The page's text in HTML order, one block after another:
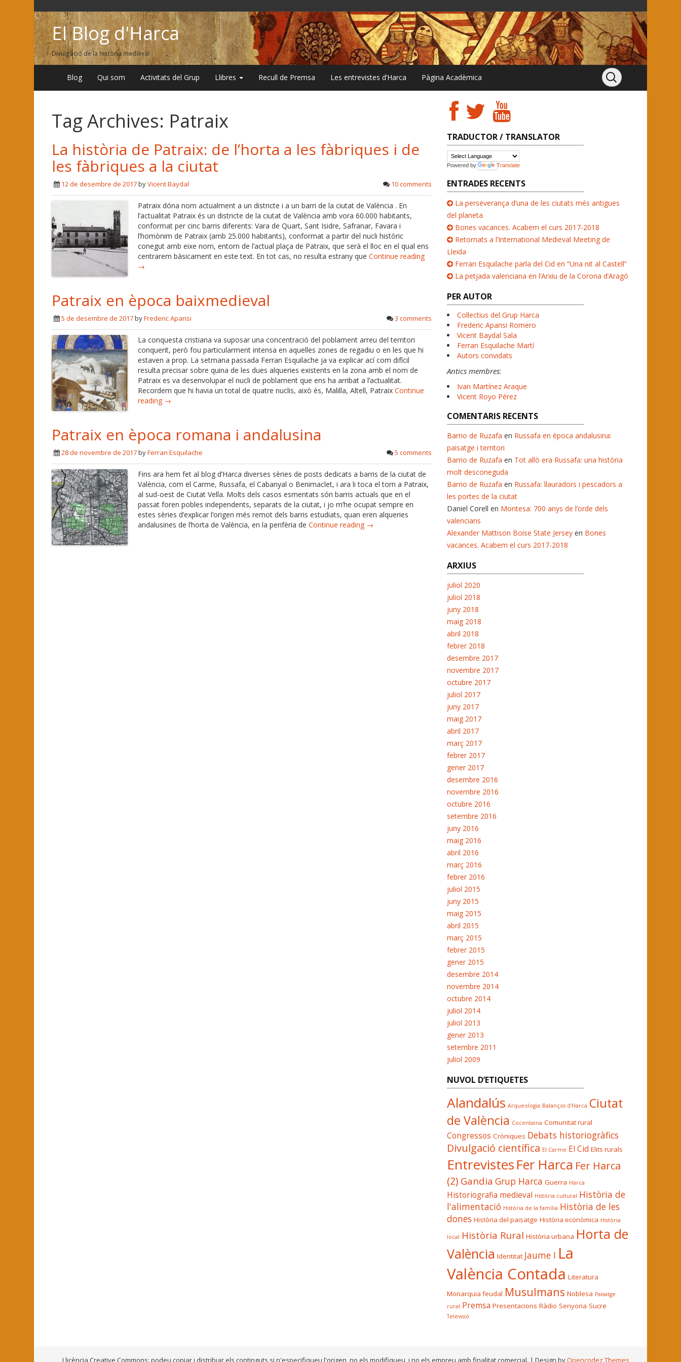
El Blog d'Harca
Divulgació de la història medieval
Blog Qui som Activitats del Grup Llibres Recull de Premsa Les entrevistes d’Harca Pàgina Acadèmica
Tag Archives: Patraix
La història de Patraix: de l’horta a les fàbriques i de
les fàbriques a la ciutat
12 de desembre de 2017byVicent Baydal 10 comments
Patraix dóna nom actualment a un districte i a un barri de la ciutat de València . En
l’actualitat Patraix és un districte de la ciutat de València amb vora 60.000 habitants,
conformat per cinc barris diferents: Vara de Quart, Sant Isidre, Safranar, Favara i
l’homònim de Patraix (amb 25.000 habitants), conformat a partir del nucli històric
conegut amb eixe nom, entorn de l’actual plaça de Patraix, que serà el lloc en el qual ens
centrarem bàsicament en este text. En tot cas, no resulta estrany que Continue reading
→
Patraix en època baixmedieval
5 de desembre de 2017byFrederic Aparisi 3 comments
La conquesta cristiana va suposar una concentració del poblament arreu del territori
conquerit, però fou particularment intensa en aquelles zones de regadiu o en les que hi
estaven a prop. La setmana passada Ferran Esquilache ja va explicar ací com difícil
resulta precisar sobre quina de les dues alqueries existents en la zona amb el nom de
Patraix es va desenvolupar el nucli de poblament que ens ha arribat a l’actualitat.
Recordem que hi havia un total de quatre nuclis, això és, Malilla, Altell, Patraix Continue
reading →
Patraix en època romana i andalusina
28 de novembre de 2017byFerran Esquilache 5 comments
Fins ara hem fet al blog d’Harca diverses sèries de posts dedicats a barris de la ciutat de
València, com el Carme, Russafa, el Cabanyal o Benimaclet, i ara li toca el torn a Patraix,
al sud-oest de Ciutat Vella. Molts dels casos esmentats són barris actuals que en el
passat foren pobles independents, separats de la ciutat, i jo m’he ocupat sempre en
estes sèries d’explicar l’origen més remot dels barris estudiats, quan eren alqueries
andalusines de l’horta de València, en la perifèria de Continue reading →
TRADUCTOR / TRANSLATOR
Powered by Translate
ENTRADES RECENTS
La perseverança d’una de les ciutats més antigues
del planeta
Bones vacances. Acabem el curs 2017-2018
Retornats a l’International Medieval Meeting de
Lleida
Ferran Esquilache parla del Cid en “Una nit al Castell”
La petjada valenciana en l’Arxiu de la Corona d’Aragó
PER AUTOR
Col·lectius del Grup Harca
Frederic Aparisi Romero
Vicent Baydal Sala
Ferran Esquilache Martí
Autors convidats
Antics membres:
Ivan Martínez Araque
Vicent Royo Pérez
COMENTARIS RECENTS
Barrio de Ruzafa en Russafa en època andalusina:
paisatge i territori
Barrio de Ruzafa en Tot allò era Russafa: una història
molt desconeguda
Barrio de Ruzafa en Russafa: llauradors i pescadors a
les portes de la ciutat
Daniel Corell en Montesa: 700 anys de l’orde dels
valencians
Alexander Mattison Boise State Jersey en Bones
vacances. Acabem el curs 2017-2018
ARXIUS
juliol 2020
juliol 2018
juny 2018
maig 2018
abril 2018
febrer 2018
desembre 2017
novembre 2017
octubre 2017
juliol 2017
juny 2017
maig 2017
abril 2017
març 2017
febrer 2017
gener 2017
desembre 2016
novembre 2016
octubre 2016
setembre 2016
juny 2016
maig 2016
abril 2016
març 2016
febrer 2016
juliol 2015
juny 2015
maig 2015
abril 2015
març 2015
febrer 2015
gener 2015
desembre 2014
novembre 2014
octubre 2014
juliol 2014
juliol 2013
gener 2013
setembre 2011
juliol 2009
NUVOL D’ETIQUETES
Alandalús Arqueologia Balanços d'Harca Ciutat
de València Cocentaina Comunitat rural
Congressos Cròniques Debats historiogràfics
Divulgació científica El Carme El Cid Elits rurals
Entrevistes Fer Harca Fer Harca
(2) Gandia Grup Harca Guerra Harca
Historiografia medieval Història cultural Història de
l'alimentació Història de la família Història de les
dones Història del paisatge Història econòmica Història
local Història Rural Història urbana Horta de
València Identitat Jaume I La
València Contada Literatura
Monarquia feudal Musulmans Noblesa Paisatge
rural Premsa Presentacions Ràdio Senyoria Sucre
Televisió
Llicència Creative Commons: podeu copiar i distribuir els continguts si n'especifiqueu l'origen, no els modifiqueu, i no els empreu amb finalitat comercial. | Design byOpencodez Themes